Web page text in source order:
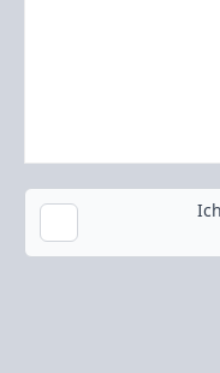
Kopie an meine